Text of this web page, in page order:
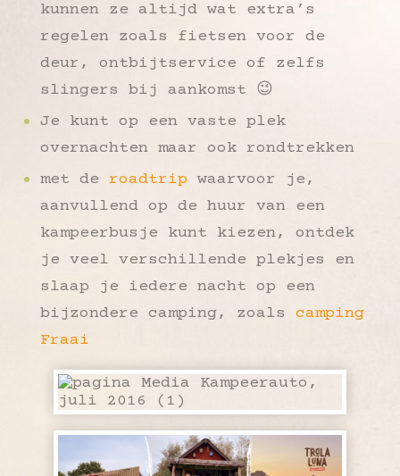
kunnen ze altijd wat extra’s
regelen zoals fietsen voor de
deur, ontbijtservice of zelfs
slingers bij aankomst 😉
Je kunt op een vaste plek
overnachten maar ook rondtrekken
met de roadtrip waarvoor je,
aanvullend op de huur van een
kampeerbusje kunt kiezen, ontdek
je veel verschillende plekjes en
slaap je iedere nacht op een
bijzondere camping, zoals camping
Fraai